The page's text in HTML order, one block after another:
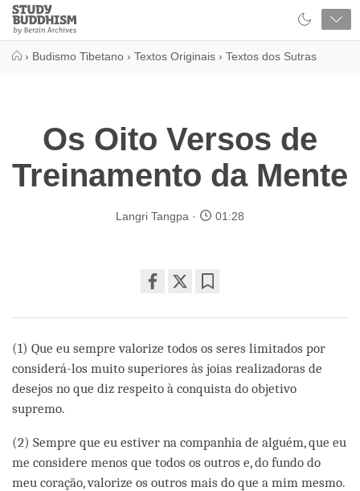
Close
Study
Buddhism
› Budismo Tibetano › Textos Originais › Textos dos Sutras
Os Oito Versos de
Treinamento da Mente
Langri Tangpa 01:28
on
facebook
(1) Que eu sempre valorize todos os seres limitados por
considerá-los muito superiores às joias realizadoras de
desejos no que diz respeito à conquista do objetivo
supremo.
(2) Sempre que eu estiver na companhia de alguém, que eu
me considere menos que todos os outros e, do fundo do
meu coração, valorize os outros mais do que a mim mesmo.